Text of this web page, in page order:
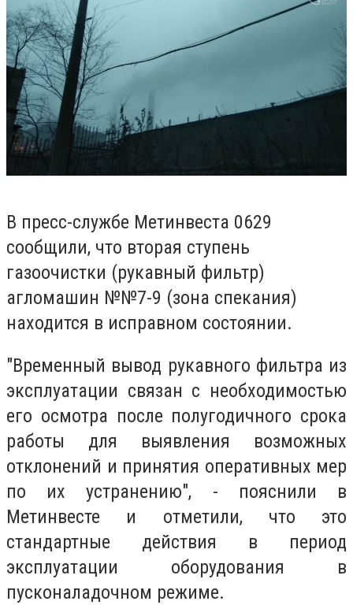
В пресс-службе Метинвеста 0629
сообщили, что вторая ступень
газоочистки (рукавный фильтр)
агломашин №№7-9 (зона спекания)
находится в исправном состоянии.
"Временный вывод рукавного фильтра из
эксплуатации связан с необходимостью
его осмотра после полугодичного срока
работы для выявления возможных
отклонений и принятия оперативных мер
по их устранению", - пояснили в
Метинвесте и отметили, что это
стандартные действия в период
эксплуатации оборудования в
пусконаладочном режиме.